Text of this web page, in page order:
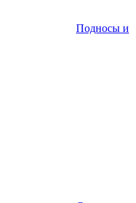
Подносы и